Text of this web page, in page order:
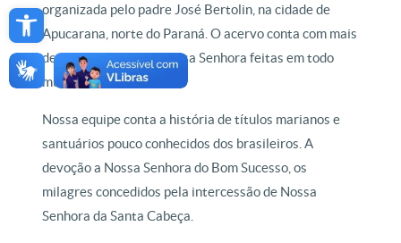
Open toolbar
organizada pelo padre José Bertolin, na cidade de
Apucarana, norte do Paraná. O acervo conta com mais
de 4 mil imagens de Nossa Senhora feitas em todo
mundo.
Nossa equipe conta a história de títulos marianos e
santuários pouco conhecidos dos brasileiros. A
devoção a Nossa Senhora do Bom Sucesso, os
milagres concedidos pela intercessão de Nossa
Senhora da Santa Cabeça.